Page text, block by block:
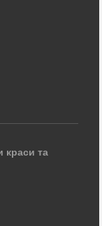
краси та